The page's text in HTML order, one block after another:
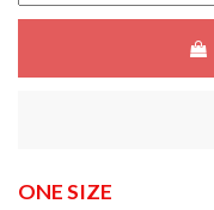
ONE SIZE